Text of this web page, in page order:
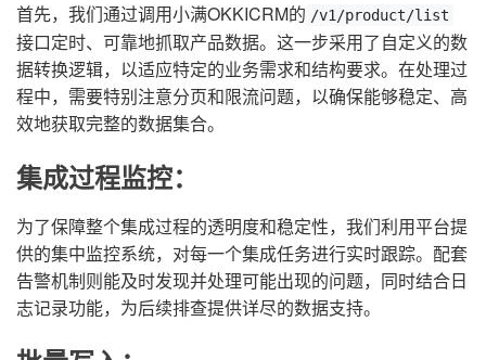
首先，我们通过调用小满OKKICRM的 /v1/product/list
接口定时、可靠地抓取产品数据。这一步采用了自定义的数
据转换逻辑，以适应特定的业务需求和结构要求。在处理过
程中，需要特别注意分页和限流问题，以确保能够稳定、高
效地获取完整的数据集合。
集成过程监控：
为了保障整个集成过程的透明度和稳定性，我们利用平台提
供的集中监控系统，对每一个集成任务进行实时跟踪。配套
告警机制则能及时发现并处理可能出现的问题，同时结合日
志记录功能，为后续排查提供详尽的数据支持。